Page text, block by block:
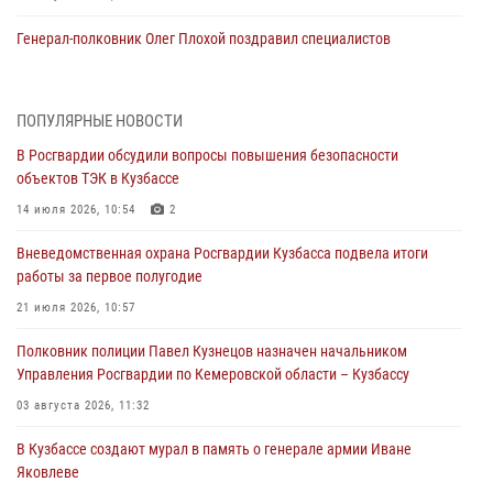
Генерал-полковник Олег Плохой поздравил специалистов
07 августа 2026, 05:32
С 1 сентября 2026 года вступает в силу новый федеральный закон о
частной охранной деятельности
06 августа 2026, 10:19
Росгвардейцы задержали предполагаемого виновника причинения
ножевого ранения кемеровчанину
06 августа 2026, 09:18
Росгвардейцы задержали мужчину, повредившего имущество
горожанки
06 августа 2026, 08:17
Росгвардейцы пресекли противоправные действия и защитили
новокузнечанку от агрессивного знакомого
ПОПУЛЯРНЫЕ НОВОСТИ
В Росгвардии обсудили вопросы повышения безопасности
объектов ТЭК в Кузбассе
14 июля 2026, 10:54 2
Вневедомственная охрана Росгвардии Кузбасса подвела итоги
работы за первое полугодие
21 июля 2026, 10:57
Полковник полиции Павел Кузнецов назначен начальником
Управления Росгвардии по Кемеровской области – Кузбассу
03 августа 2026, 11:32
В Кузбассе создают мурал в память о генерале армии Иване
Яковлеве